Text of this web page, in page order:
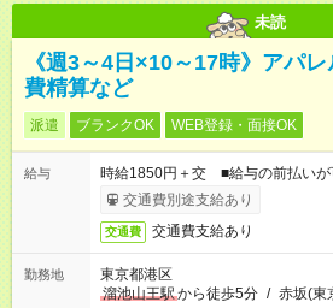
未読
《週3～4日×10～17時》アパ
費精算など
派遣 ブランクOK WEB登録・面接OK
給与
時給1850円＋交 ■給与の前払いが
交通費別途支給あり
交通費 交通費支給あり
勤務地
東京都港区
溜池山王駅から徒歩5分 / 赤坂(東